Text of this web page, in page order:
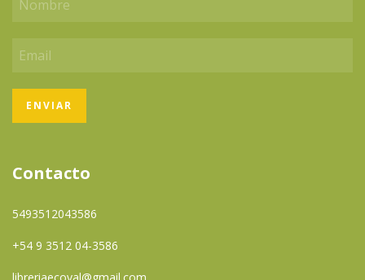
Contacto
5493512043586
+54 9 3512 04-3586